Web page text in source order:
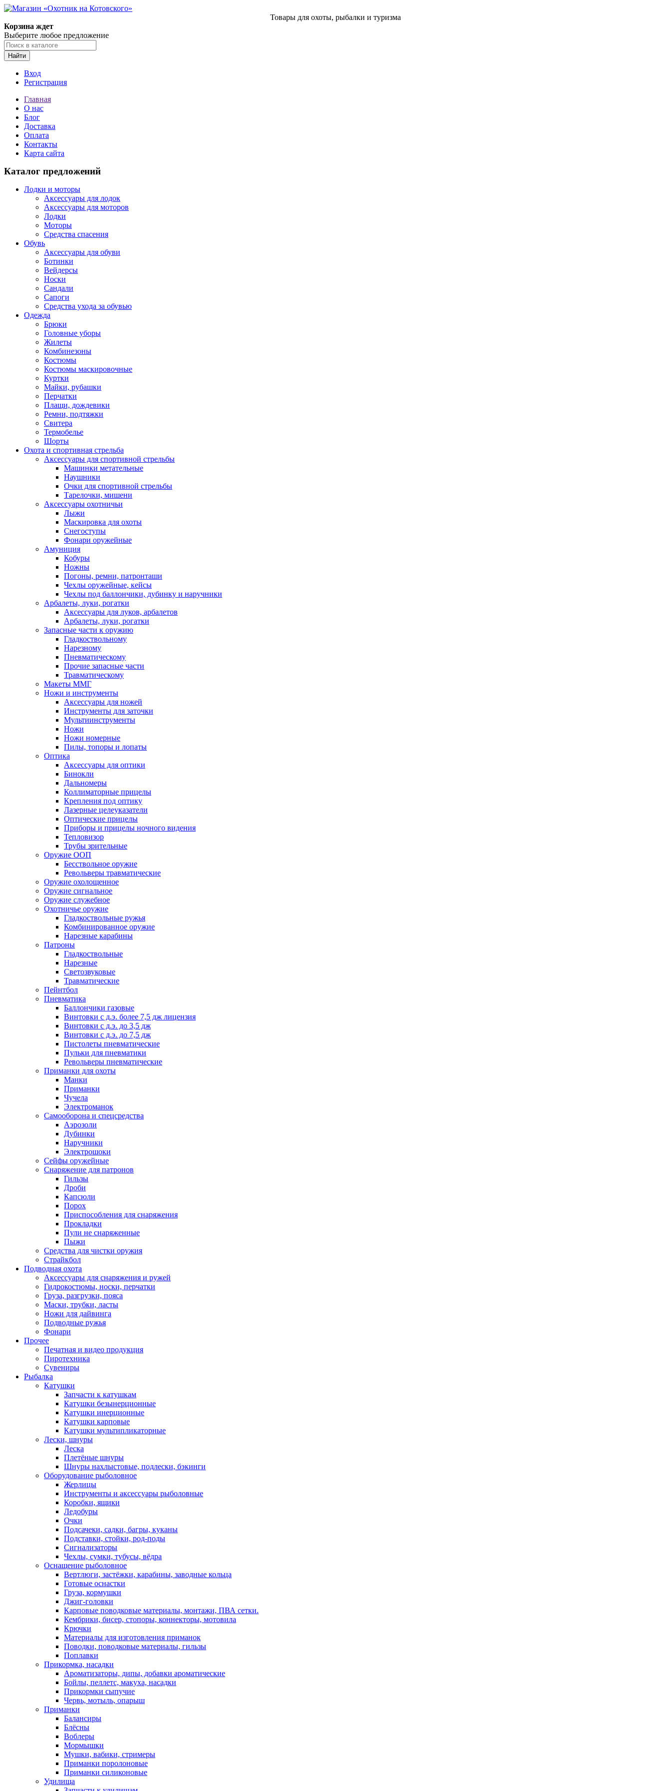
Товары для охоты, рыбалки и туризма
Корзина ждет
Выберите любое предложение
Найти
Вход
Регистрация
Главная
О нас
Блог
Доставка
Оплата
Контакты
Карта сайта
Каталог предложений
Лодки и моторы
Аксессуары для лодок
Аксессуары для моторов
Лодки
Моторы
Средства спасения
Обувь
Аксессуары для обуви
Ботинки
Вейдерсы
Носки
Сандали
Сапоги
Средства ухода за обувью
Одежда
Брюки
Головные уборы
Жилеты
Комбинезоны
Костюмы
Костюмы маскировочные
Куртки
Майки, рубашки
Перчатки
Плащи, дождевики
Ремни, подтяжки
Свитера
Термобелье
Шорты
Охота и спортивная стрельба
Аксессуары для спортивной стрельбы
Машинки метательные
Наушники
Очки для спортивной стрельбы
Тарелочки, мишени
Аксессуары охотничьи
Лыжи
Маскировка для охоты
Снегоступы
Фонари оружейные
Амуниция
Кобуры
Ножны
Погоны, ремни, патронташи
Чехлы оружейные, кейсы
Чехлы под баллончики, дубинку и наручники
Арбалеты, луки, рогатки
Аксессуары для луков, арбалетов
Арбалеты, луки, рогатки
Запасные части к оружию
Гладкоствольному
Нарезному
Пневматическому
Прочие запасные части
Травматическому
Макеты ММГ
Ножи и инструменты
Аксессуары для ножей
Инструменты для заточки
Мультиинструменты
Ножи
Ножи номерные
Пилы, топоры и лопаты
Оптика
Аксессуары для оптики
Бинокли
Дальномеры
Коллиматорные прицелы
Крепления под оптику
Лазерные целеуказатели
Оптические прицелы
Приборы и прицелы ночного видения
Тепловизор
Трубы зрительные
Оружие ООП
Бесствольное оружие
Револьверы травматические
Оружие охолощенное
Оружие сигнальное
Оружие служебное
Охотничье оружие
Гладкоствольные ружья
Комбинированное оружие
Нарезные карабины
Патроны
Гладкоствольные
Нарезные
Светозвуковые
Травматические
Пейнтбол
Пневматика
Баллончики газовые
Винтовки с д.э. более 7,5 дж лицензия
Винтовки с д.э. до 3,5 дж
Винтовки с д.э. до 7,5 дж
Пистолеты пневматические
Пульки для пневматики
Револьверы пневматические
Приманки для охоты
Манки
Приманки
Чучела
Электроманок
Самооборона и спецсредства
Аэрозоли
Дубинки
Наручники
Электрошоки
Сейфы оружейные
Снаряжение для патронов
Гильзы
Дроби
Капсюли
Порох
Приспособления для снаряжения
Прокладки
Пули не снаряженные
Пыжи
Средства для чистки оружия
Страйкбол
Подводная охота
Аксессуары для снаряжения и ружей
Гидрокостюмы, носки, перчатки
Груза, разгрузки, пояса
Маски, трубки, ласты
Ножи для дайвинга
Подводные ружья
Фонари
Прочее
Печатная и видео продукция
Пиротехника
Сувениры
Рыбалка
Катушки
Запчасти к катушкам
Катушки безынерционные
Катушки инерционные
Катушки карповые
Катушки мультипликаторные
Лески, шнуры
Леска
Плетёные шнуры
Шнуры нахлыстовые, подлески, бэкинги
Оборудование рыболовное
Жерлицы
Инструменты и аксессуары рыболовные
Коробки, ящики
Ледобуры
Очки
Подсачеки, садки, багры, куканы
Подставки, стойки, род-поды
Сигнализаторы
Чехлы, сумки, тубусы, вёдра
Оснащение рыболовное
Вертлюги, застёжки, карабины, заводные кольца
Готовые оснастки
Груза, кормушки
Джиг-головки
Карповые поводковые материалы, монтажи, ПВА сетки.
Кембрики, бисер, стопоры, коннекторы, мотовила
Крючки
Материалы для изготовления приманок
Поводки, поводковые материалы, гильзы
Поплавки
Прикормка, насадки
Ароматизаторы, дипы, добавки ароматические
Бойлы, пеллетс, макуха, насадки
Прикормки сыпучие
Червь, мотыль, опарыш
Приманки
Балансиры
Блёсны
Воблеры
Мормышки
Мушки, вабики, стримеры
Приманки поролоновые
Приманки силиконовые
Удилища